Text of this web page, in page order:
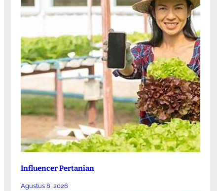
Influencer Pertanian
Agustus 8, 2026